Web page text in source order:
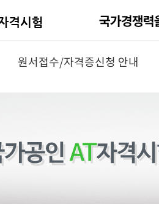
원서접수/자격증신청 안내